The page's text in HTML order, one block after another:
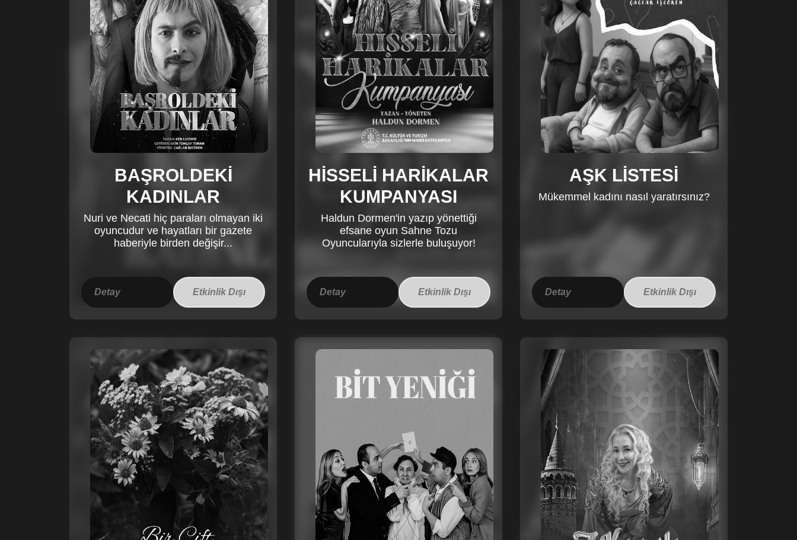
BAŞROLDEKİ
KADINLAR
Nuri ve Necati hiç paraları olmayan iki
oyuncudur ve hayatları bir gazete
haberiyle birden değişir...
Detay Etkinlik Dışı
HİSSELİ HARİKALAR
KUMPANYASI
Haldun Dormen'in yazıp yönettiği
efsane oyun Sahne Tozu
Oyuncularıyla sizlerle buluşuyor!
Detay Etkinlik Dışı
AŞK LİSTESİ
Mükemmel kadını nasıl yaratırsınız?
Detay Etkinlik Dışı